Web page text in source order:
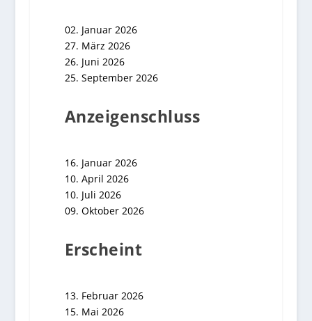
02. Januar 2026
27. März 2026
26. Juni 2026
25. September 2026
Anzeigenschluss
16. Januar 2026
10. April 2026
10. Juli 2026
09. Oktober 2026
Erscheint
13. Februar 2026
15. Mai 2026